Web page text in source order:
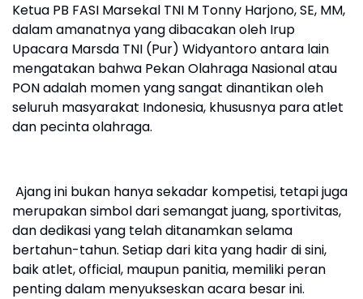
Ketua PB FASI Marsekal TNI M Tonny Harjono, SE, MM,
dalam amanatnya yang dibacakan oleh Irup
Upacara Marsda TNI (Pur) Widyantoro antara lain
mengatakan bahwa Pekan Olahraga Nasional atau
PON adalah momen yang sangat dinantikan oleh
seluruh masyarakat Indonesia, khususnya para atlet
dan pecinta olahraga.
Ajang ini bukan hanya sekadar kompetisi, tetapi juga
merupakan simbol dari semangat juang, sportivitas,
dan dedikasi yang telah ditanamkan selama
bertahun-tahun. Setiap dari kita yang hadir di sini,
baik atlet, official, maupun panitia, memiliki peran
penting dalam menyukseskan acara besar ini.